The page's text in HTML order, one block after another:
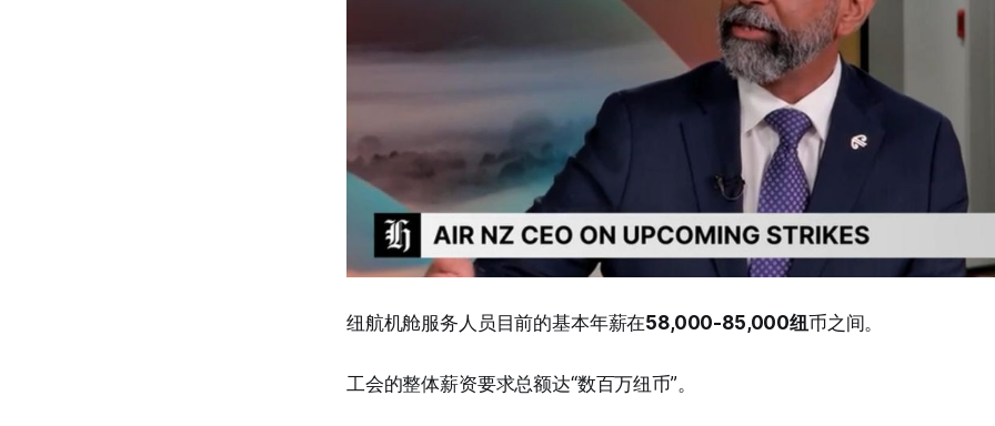
纽航机舱服务人员目前的基本年薪在58,000-85,000纽币之间。
工会的整体薪资要求总额达“数百万纽币”。